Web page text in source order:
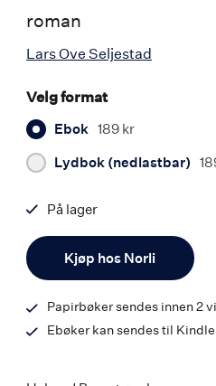
roman
Lars Ove Seljestad
Velg format
Ebok 189 kr
Lydbok (nedlastbar)
Kjøp hos Norli
På lager
9788203393150
Papirbøker sendes innen 2
Ebøker kan sendes til Kindle